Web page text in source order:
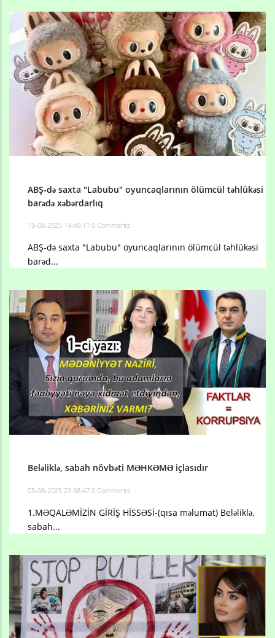
ABŞ-də saxta "Labubu" oyuncaqlarının ölümcül təhlükəsi
barədə xəbərdarlıq
19-08-2025 14:46:11 0 Comments
ABŞ-də saxta "Labubu" oyuncaqlarının ölümcül təhlükəsi
barəd...
Beləliklə, sabah növbəti MƏHKƏMƏ içlasıdır
05-08-2025 23:58:47 0 Comments
1.MƏQALƏMİZİN GİRİŞ HİSSƏSİ-(qısa məlumat) Beləliklə,
sabah...